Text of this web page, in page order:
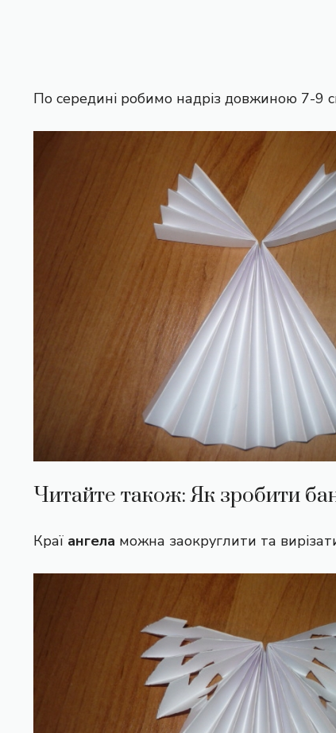
По середині робимо надріз довжиною 7-9
Читайте також:Як зробити
Краї ангела можна заокруглити та